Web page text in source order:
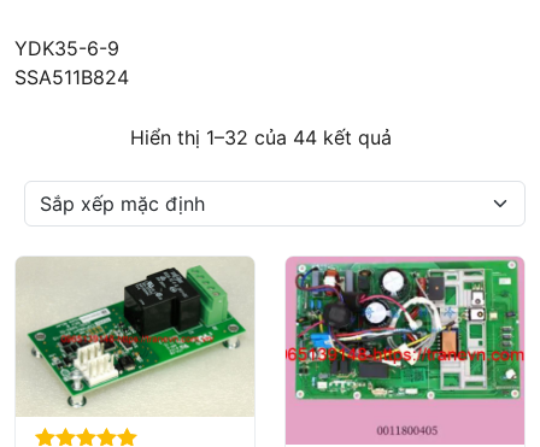
YDK35-6-9
SSA511B824
Hiển thị 1–32 của 44 kết quả